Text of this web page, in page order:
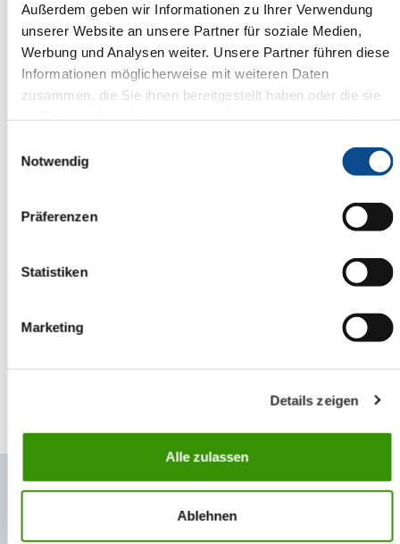
Außerdem geben wir Informationen zu Ihrer Verwendung
unserer Website an unsere Partner für soziale Medien,
Werbung und Analysen weiter. Unsere Partner führen diese
Informationen möglicherweise mit weiteren Daten
zusammen, die Sie ihnen bereitgestellt haben oder die sie
Notwendig
Präferenzen
Statistiken
Marketing
Details zeigen
Alle zulassen
Ablehnen
Anzahl der Säcke die Sie bestellen (max. 90/Bestellung):
Möchten Sie uns noch etwas mitteilen? Hier finden Sie Platz dafür:
Datenschutz:*
(www.austrotherm.de/datenschutz) einverstanden und akzeptiere sie.